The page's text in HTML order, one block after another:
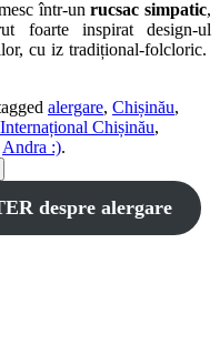
într-unrucsac simpatic,
foarte inspirat design-ul
cu iz tradițional-folcloric.
alergare, Chișinău,
Chișinău,
Andra :).
despre alergare